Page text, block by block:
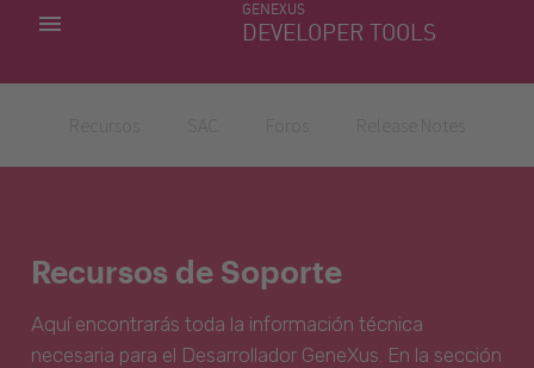
GENEXUS
DEVELOPER TOOLS
MIS APLICACIONES
Recursos de Soporte
Aquí encontrarás toda la información técnica
necesaria para el Desarrollador GeneXus. En la sección